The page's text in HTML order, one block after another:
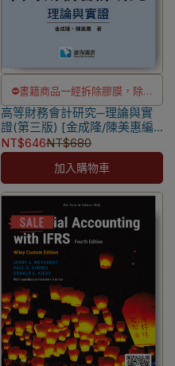
⛔書籍商品一經拆除膠膜，除非
瑕疵換書不提供退貨與退款
✅訂購數量5本以上另有優惠，請
洽LINE客服訂購
高等財務會計研究─理論與實
證(第三版) [金成隆/陳美惠編
著] 9789869927802
NT$646NT$680
加入購物車